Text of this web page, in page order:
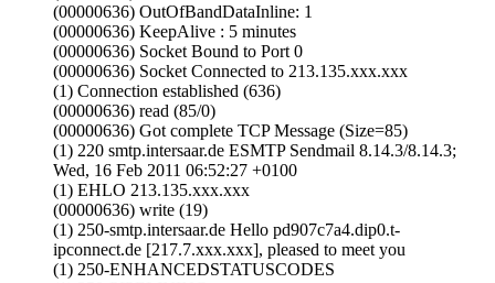
(00000636) OutOfBandDataInline: 1
(00000636) KeepAlive : 5 minutes
(00000636) Socket Bound to Port 0
(00000636) Socket Connected to 213.135.xxx.xxx
(1) Connection established (636)
(00000636) read (85/0)
(00000636) Got complete TCP Message (Size=85)
(1) 220 smtp.intersaar.de ESMTP Sendmail 8.14.3/8.14.3;
Wed, 16 Feb 2011 06:52:27 +0100
(1) EHLO 213.135.xxx.xxx
(00000636) write (19)
(1) 250-smtp.intersaar.de Hello pd907c7a4.dip0.t-
ipconnect.de [217.7.xxx.xxx], pleased to meet you
(1) 250-ENHANCEDSTATUSCODES